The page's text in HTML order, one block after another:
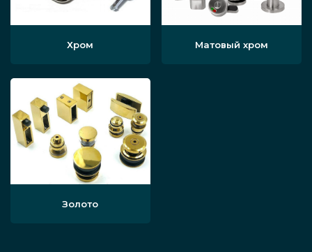
Хром Матовый хром
Золото